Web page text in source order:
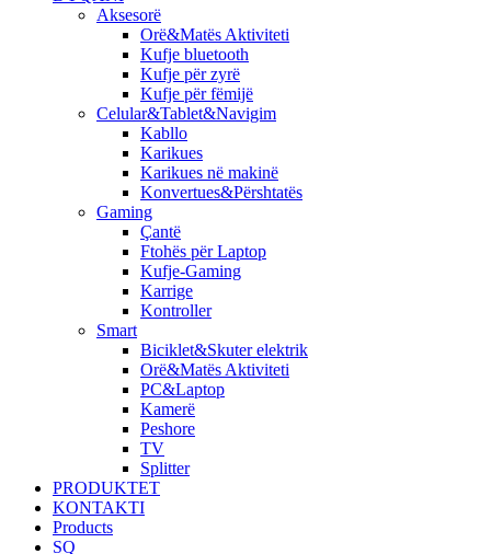
Aksesorë
Orë&Matës Aktiviteti
Kufje bluetooth
Kufje për zyrë
Kufje për fëmijë
Celular&Tablet&Navigim
​Kabllo
Karikues
Karikues në makinë
Konvertues&Përshtatës
Gaming
Çantë
Ftohës për Laptop
Kufje-Gaming
Karrige
Kontroller
Smart
Biciklet&Skuter elektrik
Orë&Matës Aktiviteti
PC&Laptop
Kamerë
Peshore
TV
Splitter
PRODUKTET
KONTAKTI
Products
SQ